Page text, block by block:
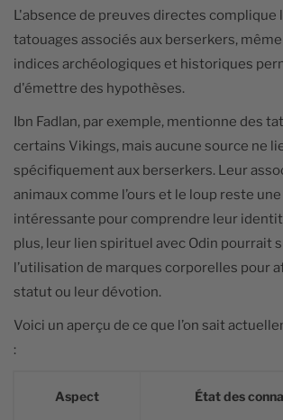
L'absence de preuves directes complique
tatouages associés aux berserkers,
indices archéologiques et historiques
d'émettre des hypothèses.
Ibn Fadlan, par exemple, mentionne des
certains Vikings, mais aucune source ne
spécifiquement aux berserkers. Leur
animaux comme l’ours et le loup reste
intéressante pour comprendre leur
plus, leur lien spirituel avec Odin pourrait
l’utilisation de marques corporelles pour
statut ou leur dévotion.
Voici un aperçu de ce que l’on sait
:
Aspect État des